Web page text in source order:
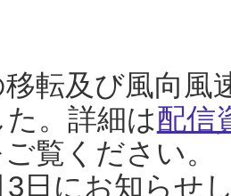
転及び風向風
。詳細は配信
ご覧ください。
日にお知らせ